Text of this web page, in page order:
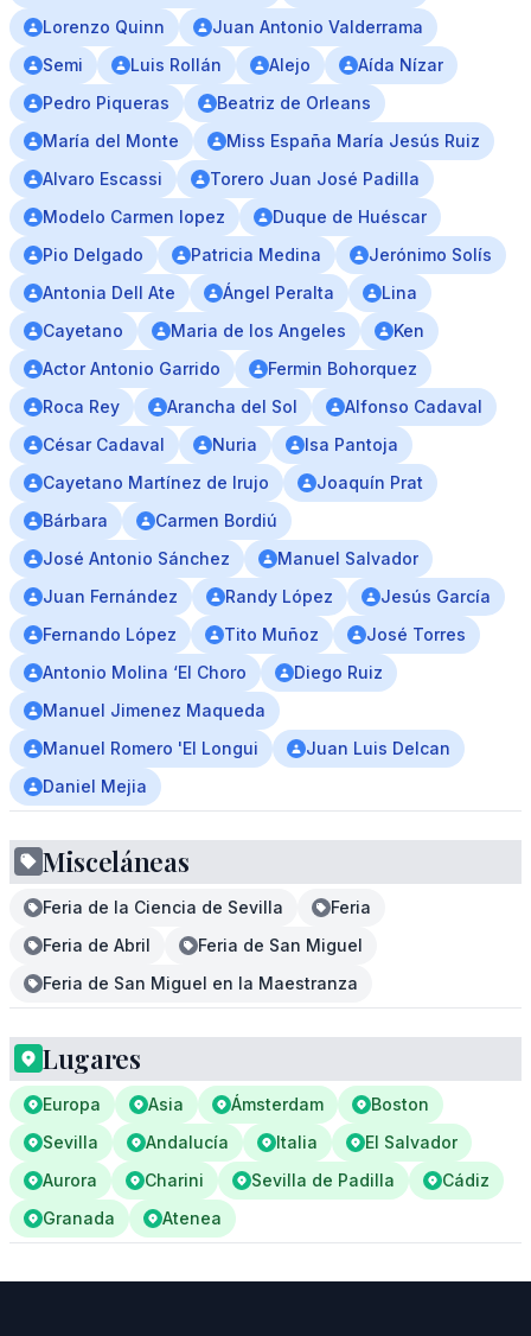
Lorenzo Quinn
Juan Antonio Valderrama
Semi
Luis Rollán Alejo
Aída Nízar
Pedro Piqueras
Beatriz de Orleans
María del Monte
Miss España María Jesús Ruiz
Alvaro Escassi
Torero Juan José Padilla
Modelo Carmen lopez
Duque de Huéscar
Pio Delgado
Patricia Medina
Jerónimo Solís
Antonia Dell Ate
Ángel Peralta
Lina
Cayetano
Maria de los Angeles
Ken
Actor Antonio Garrido
Fermin Bohorquez
Roca Rey
Arancha del Sol
Alfonso Cadaval
César Cadaval
Nuria
Isa Pantoja
Cayetano Martínez de Irujo
Joaquín Prat
Bárbara
Carmen Bordiú
José Antonio Sánchez
Manuel Salvador
Juan Fernández
Randy López
Jesús García
Fernando López
Tito Muñoz
José Torres
Antonio Molina ‘El Choro
Diego Ruiz
Manuel Jimenez Maqueda
Manuel Romero 'El Longui
Juan Luis Delcan
Daniel Mejia
Misceláneas
Feria de la Ciencia de Sevilla
Feria
Feria de Abril
Feria de San Miguel
Feria de San Miguel en la Maestranza
Lugares
Europa Asia Ámsterdam
Boston
Sevilla
Andalucía Italia
El Salvador
Aurora
Charini Sevilla de Padilla
Cádiz
Granada
Atenea